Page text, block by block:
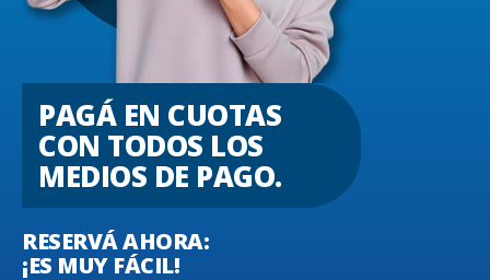
PAGÁ EN CUOTAS
CON TODOS LOS
MEDIOS DE PAGO.
RESERVÁ AHORA:
¡ES MUY FÁCIL!